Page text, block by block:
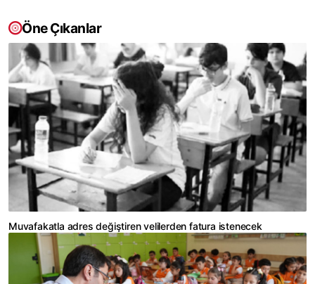
Öne Çıkanlar
Muvafakatla adres değiştiren velilerden fatura istenecek